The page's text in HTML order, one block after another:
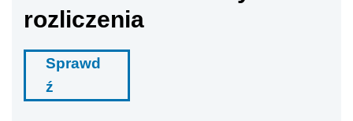
rozliczenia
Sprawd
ź